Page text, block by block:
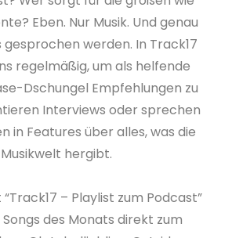
Eben. Nur Musik. Und genau
werden. In Track17
regelmäßig, um als helfende
Dschungel Empfehlungen zu
Interviews oder sprechen
in Features über alles, was die
Musikwelt hergibt.
– Playlist zum Podcast”
Songs des Monats direkt zum